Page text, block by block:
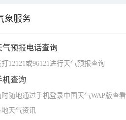
象服务
气预报电话查询
打12121或96121进行天气预报查询
机查询
时随地通过手机登录中国天气WAP版查看
地天气资讯